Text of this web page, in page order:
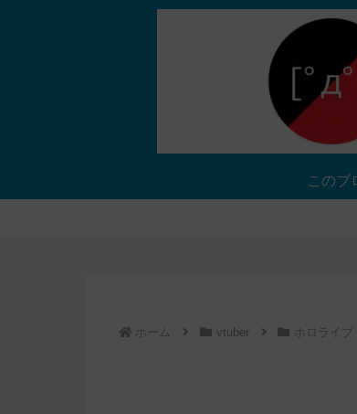
このブ
ホーム vtuber ホロライブ